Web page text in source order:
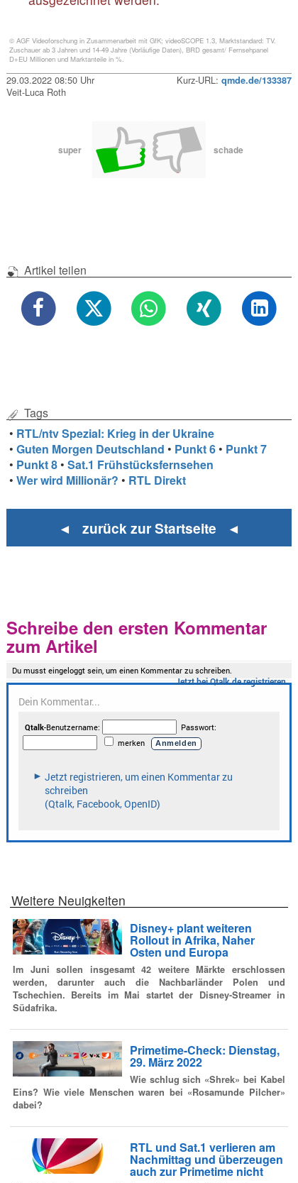
© AGF Videoforschung in Zusammenarbeit mit GfK; videoSCOPE 1.3, Marktstandard: TV.
Zuschauer ab 3 Jahren und 14-49 Jahre (Vorläufige Daten), BRD gesamt/ Fernsehpanel
D+EU Millionen und Marktanteile in %.
29.03.2022 08:50 Uhr Kurz-URL: qmde.de/133387
Veit-Luca Roth
super schade
Artikel teilen
Tags
• RTL/ntv Spezial: Krieg in der Ukraine
•Guten Morgen Deutschland • Punkt 6 • Punkt 7
• Punkt 8 •Sat.1 Frühstücksfernsehen
•Wer wird Millionär? • RTL Direkt
◄ zurück zur Startseite ◄
Schreibe den ersten Kommentar
zum Artikel
Weitere Neuigkeiten
Disney+ plant weiteren
Rollout in Afrika, Naher
Osten und Europa
Im Juni sollen insgesamt 42 weitere Märkte erschlossen
werden, darunter auch die Nachbarländer Polen und
Tschechien. Bereits im Mai startet der Disney-Streamer in
Südafrika.
Primetime-Check: Dienstag,
29. März 2022
Wie schlug sich «Shrek» bei Kabel
Eins? Wie viele Menschen waren bei «Rosamunde Pilcher»
dabei?
RTL und Sat.1 verlieren am
Nachmittag und überzeugen
auch zur Primetime nicht